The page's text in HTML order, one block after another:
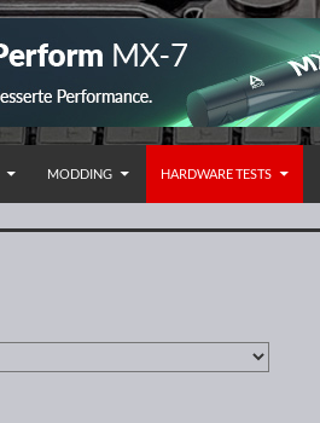
MODDING HARDWARE TESTS